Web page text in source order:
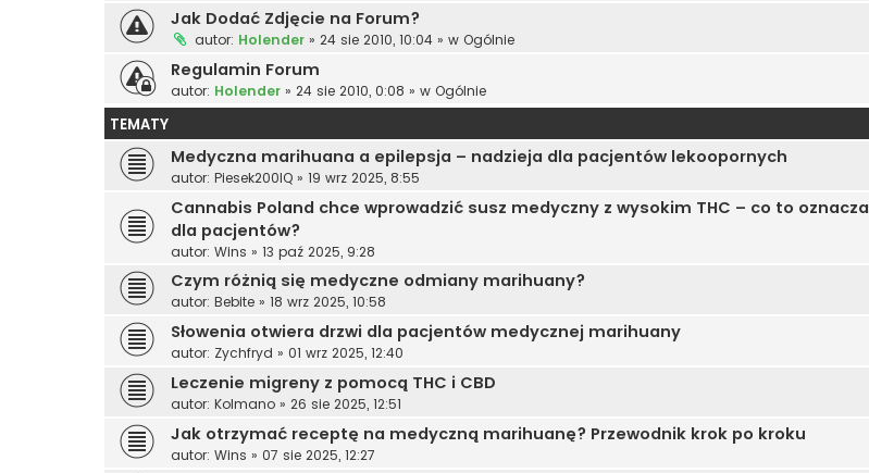
Jak Dodać Zdjęcie na Forum?
autor: Holender » 24 sie 2010, 10:04 » w Ogólnie
Regulamin Forum
autor: Holender » 24 sie 2010, 0:08 » w Ogólnie
TEMATY
Medyczna marihuana a epilepsja – nadzieja dla pacjentów lekoopornych
autor: Piesek200IQ » 19 wrz 2025, 8:55
Cannabis Poland chce wprowadzić susz medyczny z wysokim THC – co to oznacza
dla pacjentów?
autor: Wins » 13 paź 2025, 9:28
Czym różnią się medyczne odmiany marihuany?
autor: Bebite » 18 wrz 2025, 10:58
Słowenia otwiera drzwi dla pacjentów medycznej marihuany
autor: Zychfryd » 01 wrz 2025, 12:40
Leczenie migreny z pomocą THC i CBD
autor: Kolmano » 26 sie 2025, 12:51
Jak otrzymać receptę na medyczną marihuanę? Przewodnik krok po kroku
autor: Wins » 07 sie 2025, 12:27